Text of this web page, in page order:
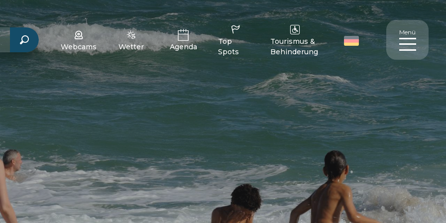
Webcams Wetter Agenda
Top
Spots
Tourismus &
Behinderung
Menü